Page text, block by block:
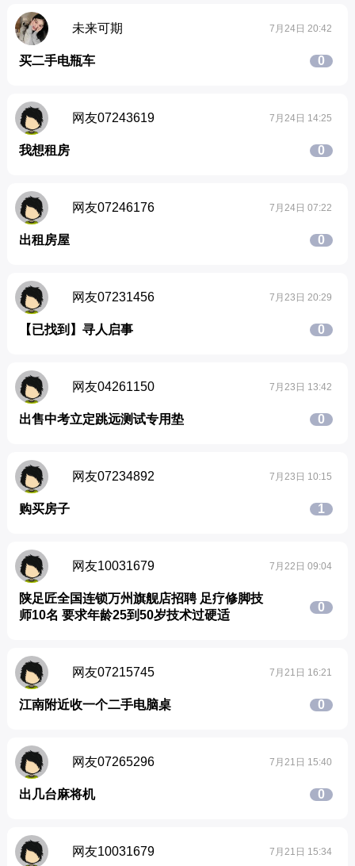
未来可期 7月24日 20:42
买二手电瓶车 0
网友07243619 7月24日 14:25
我想租房 0
网友07246176 7月24日 07:22
出租房屋 0
网友07231456 7月23日 20:29
【已找到】寻人启事 0
网友04261150 7月23日 13:42
出售中考立定跳远测试专用垫 0
网友07234892 7月23日 10:15
购买房子 1
网友10031679 7月22日 09:04
陕足匠全国连锁万州旗舰店招聘 足疗修脚技
师10名 要求年龄25到50岁技术过硬适
0
网友07215745 7月21日 16:21
江南附近收一个二手电脑桌 0
网友07265296 7月21日 15:40
出几台麻将机 0
网友10031679 7月21日 15:34